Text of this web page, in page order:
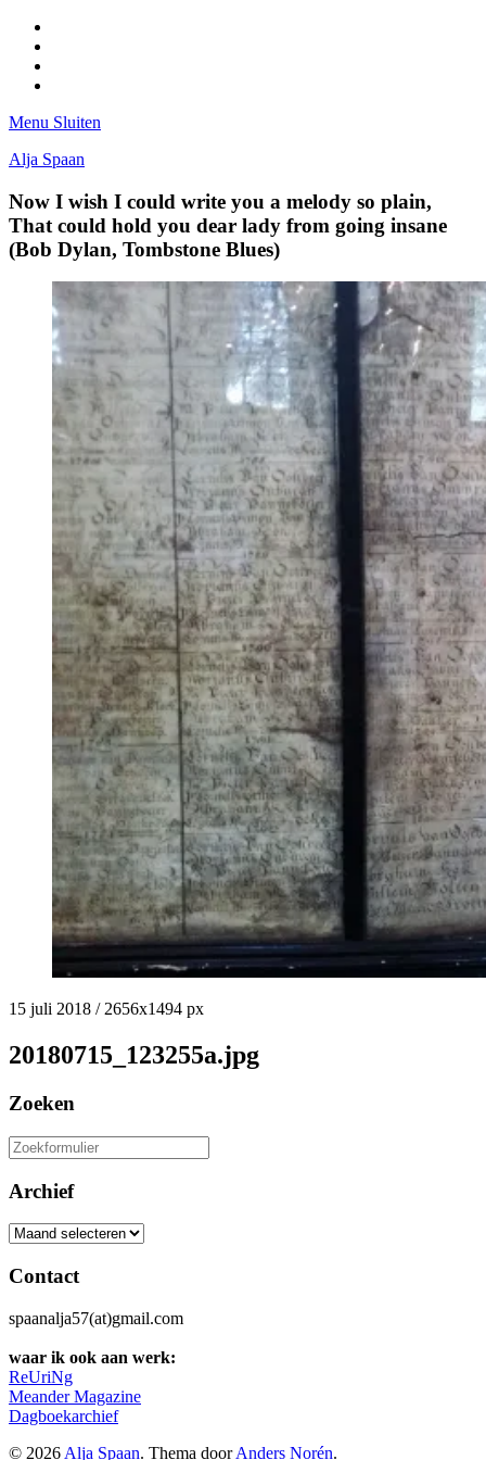
Menu Sluiten
Alja Spaan
Now I wish I could write you a melody so plain,
That could hold you dear lady from going insane
(Bob Dylan, Tombstone Blues)
15 juli 2018 /2656x1494 px
20180715_123255a.jpg
Zoeken
Zoeken
naar:
Archief
Archief
Contact
spaanalja57(at)gmail.com
waar ik ook aan werk:
ReUriNg
Meander Magazine
Dagboekarchief
© 2026 Alja Spaan. Thema doorAnders Norén.